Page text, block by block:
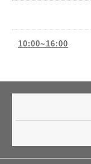
10:00~16:00